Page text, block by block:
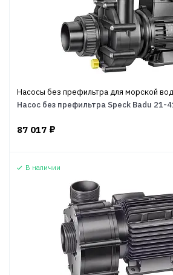
Насосы без префильтра для морской
Насос без префильтра Speck Badu 21-
87 017 ₽
В наличии